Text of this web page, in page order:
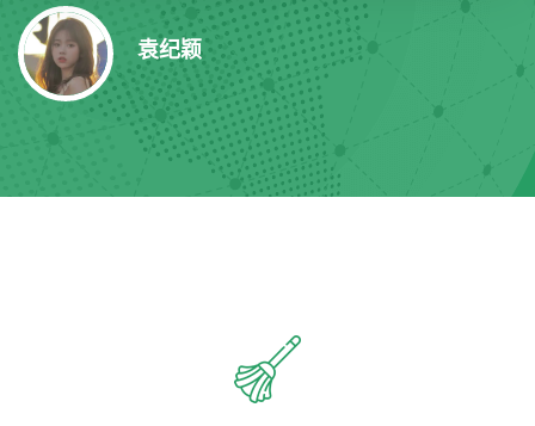
袁纪颖